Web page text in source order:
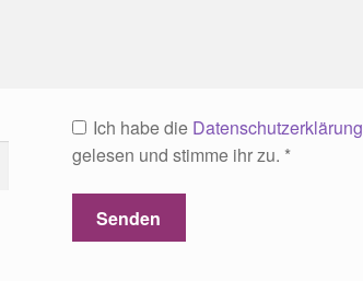
Ich habe die Datenschutzerklärung
gelesen und stimme ihr zu. *